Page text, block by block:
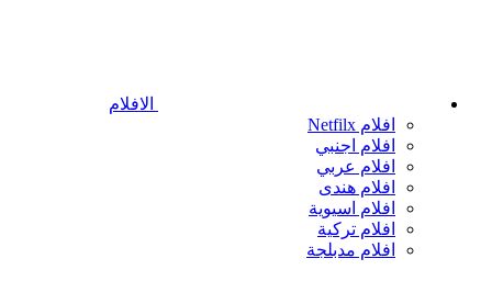
الافلام
افلام Netfilx
افلام اجنبي
افلام عربي
افلام هندى
افلام اسيوية
افلام تركية
افلام مدبلجة